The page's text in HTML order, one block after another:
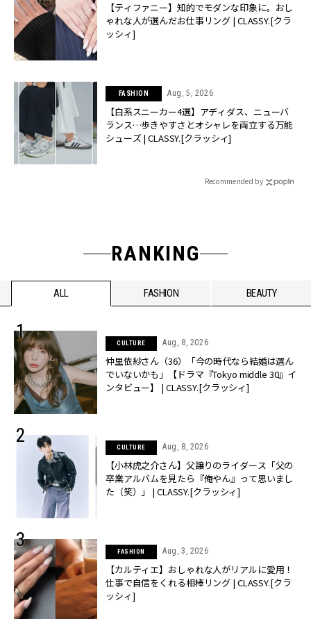
【ティファニー】知的でモダンな印象に。おし
ゃれな人が選んだお仕事リング | CLASSY.[クラ
ッシィ]
FASHION Aug, 5, 2026
【白系スニーカー4選】アディダス、ニューバ
ランス…歩きやすさとオシャレを両立する万能
シューズ | CLASSY.[クラッシィ]
Recommended by
RANKING
ALL FASHION BEAUTY
CULTURE Aug, 8, 2026
仲里依紗さん（36）「今の時代なら結婚は選ん
でいないかも」【ドラマ『Tokyo middle 30』イ
ンタビュー】 | CLASSY.[クラッシィ]
CULTURE Aug, 8, 2026
【小林虎之介さん】父譲りのライダース「父の
卒業アルバムを見たら『俺やん』って思いまし
た（笑）」 | CLASSY.[クラッシィ]
FASHION Aug, 3, 2026
【カルティエ】おしゃれな人がリアルに愛用！
仕事で自信をくれる相棒リング | CLASSY.[クラ
ッシィ]